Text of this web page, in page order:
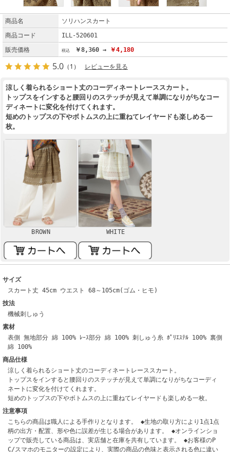
商品名
ソリハンスカート
商品コード
ILL-520601
販売価格
￥8,360 → ￥4,180
5.0 （1） レビューを見る
涼しく着られるショート丈のコーディネートレーススカート。
トップスをインすると腰回りのステッチが見えて単調になりがちなコー
ディネートに変化を付けてくれます。
短めのトップスの下やボトムスの上に重ねてレイヤードも楽しめる一
枚。
BROWN WHITE
サイズ
スカート丈 45cm ウエスト 68～105cm(ゴム・ヒモ)
技法
機械刺しゅう
素材
表側 無地部分 綿 100% ﾚｰｽ部分 綿 100% 刺しゅう糸 ﾎﾟﾘｴｽﾃﾙ 100% 裏側
綿 100%
商品仕様
涼しく着られるショート丈のコーディネートレーススカート。
トップスをインすると腰回りのステッチが見えて単調になりがちなコーディ
ネートに変化を付けてくれます。
短めのトップスの下やボトムスの上に重ねてレイヤードも楽しめる一枚。
注意事項
こちらの商品は職人による手作りとなります。 ◆生地の取り方により1点1点
柄の出方・配置、形や色に誤差が生じる場合があります。 ◆オンラインショ
ップで販売している商品は、実店舗と在庫を共有しています。 ◆お客様のP
C/スマホのモニターの設定により、実際の商品の色味と表示される色に違い